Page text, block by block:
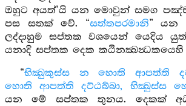
ඔහුට අයත්’යි යන මොවුන් සමග
පස සතක් වේ. “සත්තපරමානි” යන
ලද්දාහුම සප්තක වශයෙන් යෙදිය
යනාදි සප්තක දෙක කඨිනක්‍ඛන්‍ධකයෙහි
“භික්‍ඛුකුස්ස න හොති ආපත්ති
හොති ආපත්ති දට්ඨබ්බා, භික්‍ඛුස්ස
යන මේ සප්තක තුනය. දෙකක්